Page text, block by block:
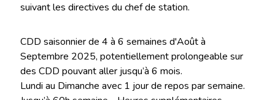
suivant les directives du chef de station.
CDD saisonnier de 4 à 6 semaines d'Août à
Septembre 2025, potentiellement prolongeable sur
des CDD pouvant aller jusqu’à 6 mois.
Lundi au Dimanche avec 1 jour de repos par semaine.